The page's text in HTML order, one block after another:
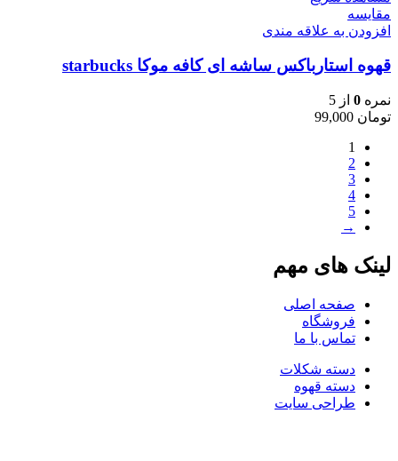
مقایسه
افزودن به علاقه مندی
قهوه استارباکس ساشه ای کافه موکا starbucks
نمره 0 از 5
تومان
1
2
3
4
5
→
لینک های مهم
صفحه اصلی
فروشگاه
تماس با ما
دسته شکلات
دسته قهوه
طراحی سایت